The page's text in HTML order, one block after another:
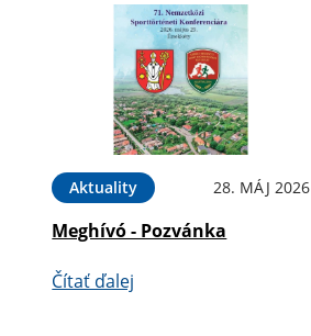
Aktuality 28. MÁJ 2026
Meghívó - Pozvánka
Čítať ďalej